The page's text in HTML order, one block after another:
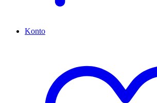
Konto